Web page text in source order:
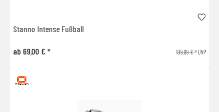
Stanno Intense Fußball
ab 69,00 € * 109,99 € *UVP